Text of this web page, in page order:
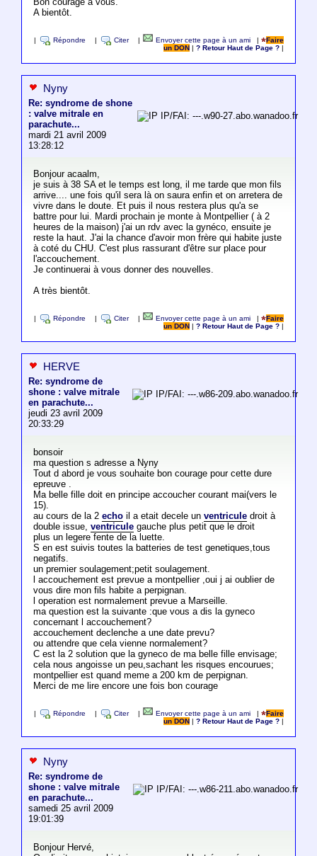
A bientôt.
Répondre Citer Envoyer cette page à un ami |
Faire
un DON
|? Retour Haut de Page ?
Nyny
Re: syndrome de shone
: valve mitrale en
parachute...
mardi 21 avril 2009
13:28:12
IP/FAI: ---.w90-27.abo.wanadoo.fr
Bonjour acaalm,
je suis à 38 SA et le temps est long, il me tarde que mon fils
arrive.... une fois qu'il sera là on saura enfin et on arretera de
vivre dans le doute. Et puis il nous restera plus qu'a se
battre pour lui. Mardi prochain je monte à Montpellier ( à 2
heures de la maison) j'ai un rdv avec la gynéco, ensuite je
reste la haut. J'ai la chance d'avoir mon frère qui habite juste
à coté du CHU. C'est plus rassurant d'être sur place pour
l'accouchement.
Je continuerai à vous donner des nouvelles.
A très bientôt.
Répondre Citer Envoyer cette page à un ami |
Faire
un DON
|? Retour Haut de Page ?
HERVE
Re: syndrome de
shone : valve mitrale
en parachute...
jeudi 23 avril 2009
20:33:29
IP/FAI: ---.w86-209.abo.wanadoo.fr
bonsoir
ma question s adresse a Nyny
Tout d abord je vous souhaite bon courage pour cette dure
epreuve .
Ma belle fille doit en principe accoucher courant mai(vers le
15).
au cours de la 2 echoil a etait decele un ventriculedroit à
double issue, ventriculegauche plus petit que le droit
plus un legere fente de la luette.
S en est suivis toutes la batteries de test genetiques,tous
negatifs.
un premier soulagement;petit soulagement.
l accouchement est prevue a montpellier ,oui j ai oublier de
vous dire mon fils habite a perpignan.
l operation est normalement prevue a Marseille.
ma question est la suivante :que vous a dis la gyneco
concernant l accouchement?
accouchement declenche a une date prevu?
ou attendre que cela vienne normalement?
C est la 2 solution que la gyneco de ma belle fille envisage;
cela nous angoisse un peu,sachant les risques encourues;
montpellier est quand meme a 200 km de perpignan.
Merci de me lire encore une fois bon courage
Répondre Citer Envoyer cette page à un ami |
Faire
un DON
|? Retour Haut de Page ?
Nyny
Re: syndrome de
shone : valve mitrale
en parachute...
samedi 25 avril 2009
19:01:39
IP/FAI: ---.w86-211.abo.wanadoo.fr
Bonjour Hervé,